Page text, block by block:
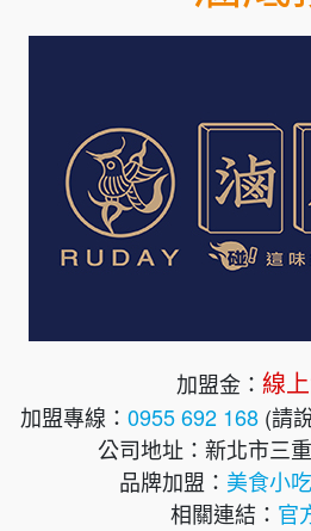
加盟金： 線
加盟專線： 0955 692 168(請
公司地址：新北市三
品牌加盟： 美食小吃
相關連結： 官